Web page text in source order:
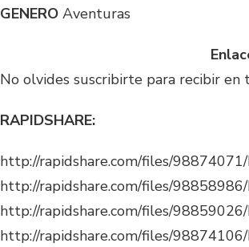
GENERO Aventuras
No olvides suscribirte para recibir
RAPIDSHARE:
http://rapidshare.com/files/
http://rapidshare.com/files/
http://rapidshare.com/files/
http://rapidshare.com/files/